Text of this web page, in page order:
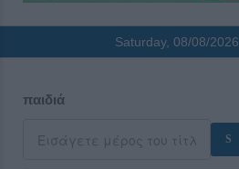
Saturday, 08/08/2026
παιδιά